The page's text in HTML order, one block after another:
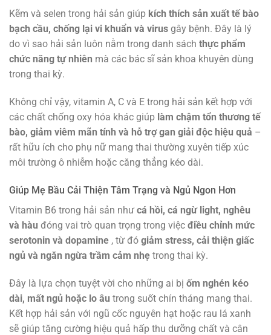
Kẽm và selen trong hải sản giúp kích thích sản xuất tế bào
bạch cầu, chống lại vi khuẩn và virus gây bệnh. Đây là lý
do vì sao hải sản luôn nằm trong danh sách thực phẩm
chức năng tự nhiên mà các bác sĩ sản khoa khuyên dùng
trong thai kỳ.
Không chỉ vậy, vitamin A, C và E trong hải sản kết hợp với
các chất chống oxy hóa khác giúp làm chậm tổn thương tế
bào, giảm viêm mãn tính và hỗ trợ gan giải độc hiệu quả –
rất hữu ích cho phụ nữ mang thai thường xuyên tiếp xúc
môi trường ô nhiễm hoặc căng thẳng kéo dài.
Giúp Mẹ Bầu Cải Thiện Tâm Trạng và Ngủ Ngon Hơn
Vitamin B6 trong hải sản như cá hồi, cá ngừ light, nghêu
và hàu đóng vai trò quan trọng trong việc điều chỉnh mức
serotonin và dopamine , từ đó giảm stress, cải thiện giấc
ngủ và ngăn ngừa trầm cảm nhẹ trong thai kỳ.
Đây là lựa chọn tuyệt vời cho những ai bị ốm nghén kéo
dài, mất ngủ hoặc lo âu trong suốt chín tháng mang thai.
Kết hợp hải sản với ngũ cốc nguyên hạt hoặc rau lá xanh
sẽ giúp tăng cường hiệu quả hấp thu dưỡng chất và cân